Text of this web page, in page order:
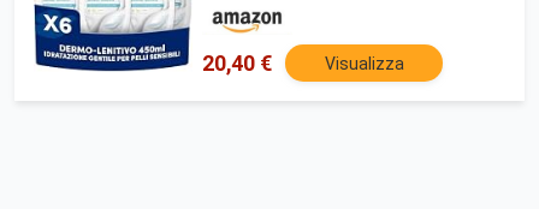
Docciaschiuma Corpo Nutriente e
Idratante per Pelle Morbida e Liscia,
6x450ml
20,40 € Visualizza